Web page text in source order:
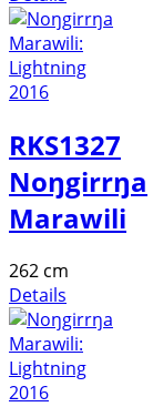
RKS1327
Noŋgirrŋa
Marawili
262 cm
Details